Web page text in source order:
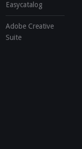
Easycatalog
Adobe Creative
Suite